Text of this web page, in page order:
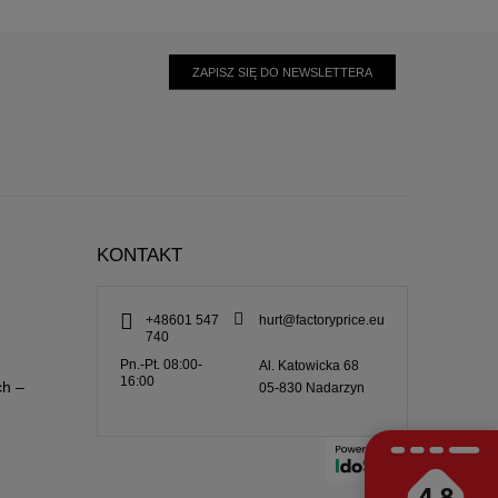
ZAPISZ SIĘ DO NEWSLETTERA
–
KONTAKT
+48601 547
740
hurt@factoryprice.eu
Pn.-Pt. 08:00-
16:00
Al. Katowicka 68
05-830 Nadarzyn